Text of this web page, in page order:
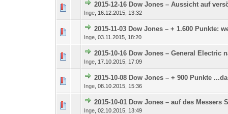
2015-12-16 Dow Jones – Aussicht auf
Inge 16.12.2015, 13:32
0 Bewertung(en) - 0 1
2015-11-03 Dow Jones – + 1.600 Punkte:
Inge ,03.11.2015, 18:20
0 Bewertung(en) - 0 1
2015-10-16 Dow Jones – General Electric
Inge 17.10.2015, 17:09
0 Bewertung(en) - 0 1
2015-10-08 Dow Jones – + 900 Punkte
Inge ,08.10.2015, 15:36
0 Bewertung(en) - 0 1
2015-10-01 Dow Jones – auf des Messers
Inge ,02.10.2015, 13:49
0 Bewertung(en) - 0 1